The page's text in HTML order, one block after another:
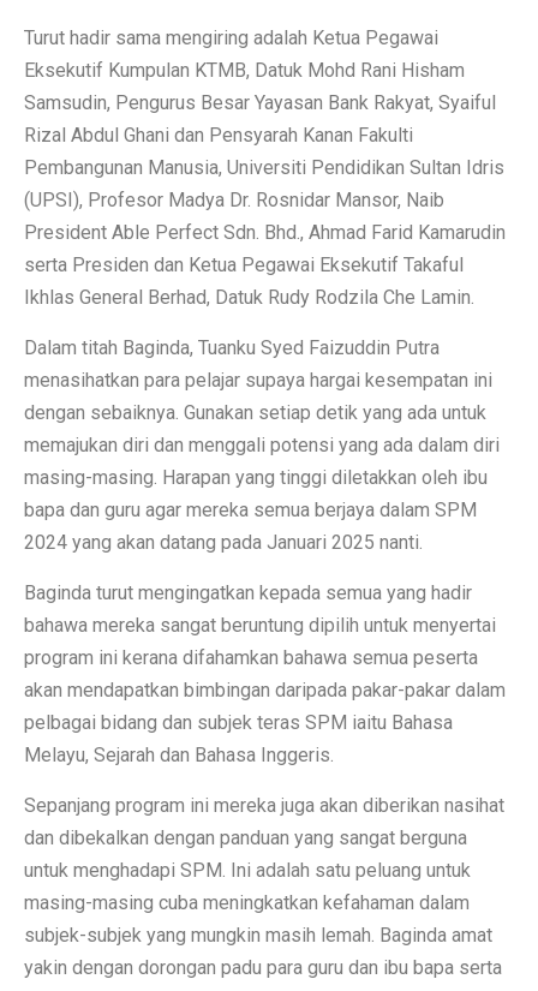
Turut hadir sama mengiring adalah Ketua Pegawai
Eksekutif Kumpulan KTMB, Datuk Mohd Rani Hisham
Samsudin, Pengurus Besar Yayasan Bank Rakyat, Syaiful
Rizal Abdul Ghani dan Pensyarah Kanan Fakulti
Pembangunan Manusia, Universiti Pendidikan Sultan Idris
(UPSI), Profesor Madya Dr. Rosnidar Mansor, Naib
President Able Perfect Sdn. Bhd., Ahmad Farid Kamarudin
serta Presiden dan Ketua Pegawai Eksekutif Takaful
Ikhlas General Berhad, Datuk Rudy Rodzila Che Lamin.
Dalam titah Baginda, Tuanku Syed Faizuddin Putra
menasihatkan para pelajar supaya hargai kesempatan ini
dengan sebaiknya. Gunakan setiap detik yang ada untuk
memajukan diri dan menggali potensi yang ada dalam diri
masing-masing. Harapan yang tinggi diletakkan oleh ibu
bapa dan guru agar mereka semua berjaya dalam SPM
2024 yang akan datang pada Januari 2025 nanti.
Baginda turut mengingatkan kepada semua yang hadir
bahawa mereka sangat beruntung dipilih untuk menyertai
program ini kerana difahamkan bahawa semua peserta
akan mendapatkan bimbingan daripada pakar-pakar dalam
pelbagai bidang dan subjek teras SPM iaitu Bahasa
Melayu, Sejarah dan Bahasa Inggeris.
Sepanjang program ini mereka juga akan diberikan nasihat
dan dibekalkan dengan panduan yang sangat berguna
untuk menghadapi SPM. Ini adalah satu peluang untuk
masing-masing cuba meningkatkan kefahaman dalam
subjek-subjek yang mungkin masih lemah. Baginda amat
yakin dengan dorongan padu para guru dan ibu bapa serta